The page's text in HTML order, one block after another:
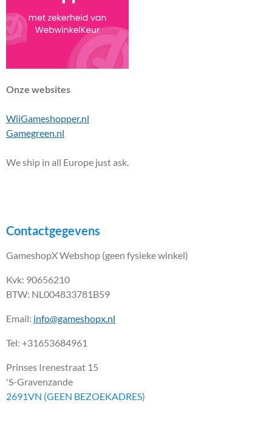
Onze websites
WiiGameshopper.nl
Gamegreen.nl
We ship in all Europe just ask.
Contactgegevens
GameshopX Webshop (geen fysieke winkel)
Kvk: 90656210
BTW: NL004833781B59
Email: info@gameshopx.nl
Tel: +31653684961
Prinses Irenestraat 15
'S-Gravenzande
2691VN (GEEN BEZOEKADRES)